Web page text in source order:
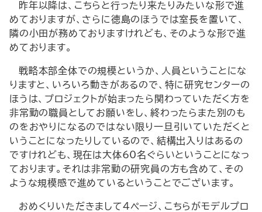
昨年以降は、こちらと行ったり来たりみたいな形で進
めておりますが、さらに徳島のほうでは室長を置いて、
隣の小田が務めておりますけれども、そのような形で進
めております。
戦略本部全体での規模というか、人員ということにな
りますと、いろいろ動きがあるので、特に研究センターの
ほうは、プロジェクトが始まったら関わっていただく方を
非常勤の職員としてお願いをし、終わったらまた別のも
のをおやりになるのではない限り一旦引いていただくと
いうことになったりしているので、結構出入りはあるの
ですけれども、現在は大体60名ぐらいということになっ
ております。それは非常勤の研究員の方も含めて、その
ような規模感で進めているということでございます。
おめくりいただきまして4ページ、こちらがモデルプロ